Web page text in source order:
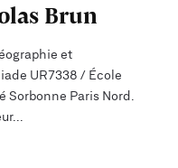
Brun
et
UR7338 / École
Sorbonne Paris Nord.